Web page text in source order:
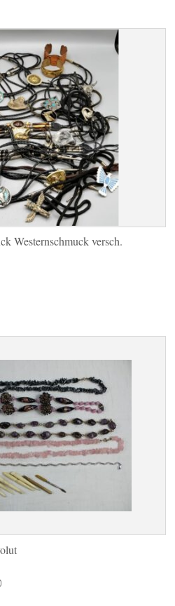
Westernschmuck versch.